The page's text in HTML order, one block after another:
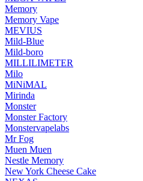
Memory
Memory Vape
MEVIUS
Mild-Blue
Mild-boro
MILLILIMETER
Milo
MiNiMAL
Mirinda
Monster
Monster Factory
Monstervapelabs
Mr Fog
Muen Muen
Nestle Memory
New York Cheese Cake